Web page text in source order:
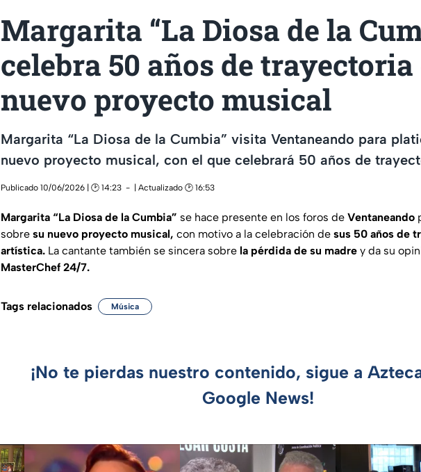
Margarita “La Diosa de la
celebra 50 años de
nuevo proyecto musical
Margarita “La Diosa de la Cumbia” visita Ventaneando para
nuevo proyecto musical, con el que celebrará 50 años de
Publicado 10/06/2026 | 🕑 14:23 | Actualizado 🕑 16:53
Margarita “La Diosa de la Cumbia” se hace presente en los foros de Ventaneando
sobre su nuevo proyecto musical, con motivo a la celebración de sus 50 años de
artística. La cantante también se sincera sobre la pérdida de su madre y da su
MasterChef 24/7.
Tags relacionados Música
¡No te pierdas nuestro contenido, sigue a
Google News!